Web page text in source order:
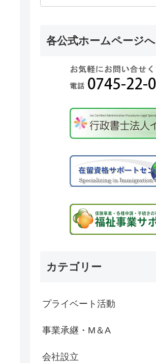
各公式ホームページへ
カテゴリー
プライベート活動
事業承継・M＆A
会社設立